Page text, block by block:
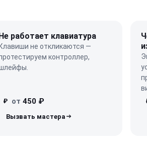
работает клавиатура
не откликаются —
контроллер,
₽ от 450 ₽